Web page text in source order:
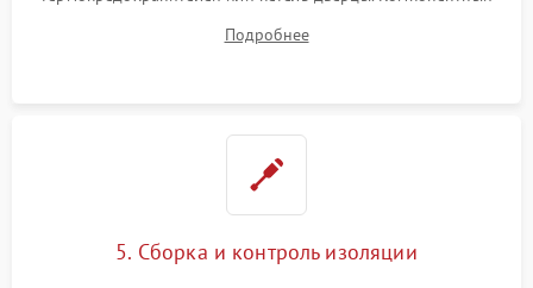
выгоревших реле, восстановление контактов и замена
Подробнее
5. Сборка и контроль изоляции